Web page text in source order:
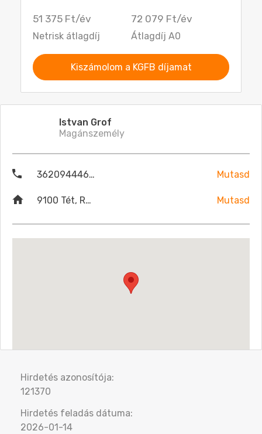
51 375 Ft/év
Netrisk átlagdíj
72 079 Ft/év
Átlagdíj A0
Kiszámolom a KGFB díjamat
Istvan Grof
Magánszemély
36209444684 Mutasd
9100 Tét, Révai Miklós Utca 45. Mutasd
Hirdetés azonosítója:
121370
Hirdetés feladás dátuma:
2026-01-14